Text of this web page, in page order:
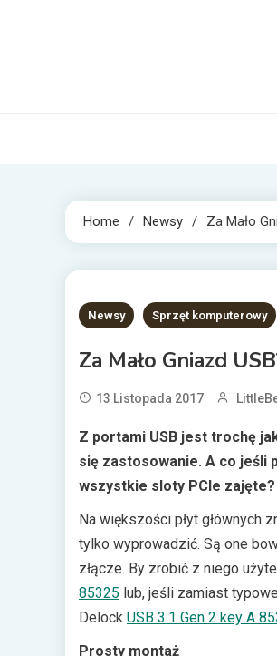
Home Newsy Za Mało
2 MINS READ
Newsy Sprzęt komputerowy
Za Mało Gniazd
13 Listopada 2017
Z portami USB jest trochę
się zastosowanie. A co jeśli
wszystkie sloty PCIe
Na większości płyt głównych
tylko wyprowadzić. Są one
złącze. By zrobić z niego
85325 lub, jeśli zamiast
Delock USB 3.1 Gen 2 key A
Prosty montaż